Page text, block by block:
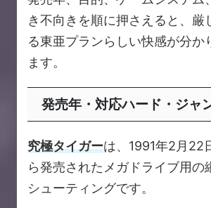
き不向きを順に押さえると、厳
る東亜プランらしい快感が分か
ます。
発売年・対応ハード・ジャ
究極タイガーは、1991年2月22
ら発売されたメガドライブ用の
シューティングです。